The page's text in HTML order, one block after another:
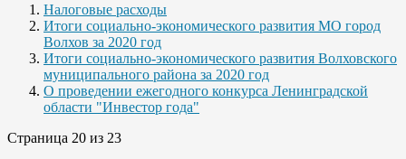
Налоговые расходы
Итоги социально-экономического развития МО город
Волхов за 2020 год
Итоги социально-экономического развития Волховского
муниципального района за 2020 год
О проведении ежегодного конкурса Ленинградской
области "Инвестор года"
Страница 20 из 23